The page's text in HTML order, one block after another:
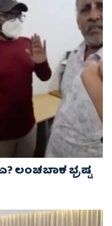
ಲಂಚಬಾಕ ಭ್ರಷ್ಟ